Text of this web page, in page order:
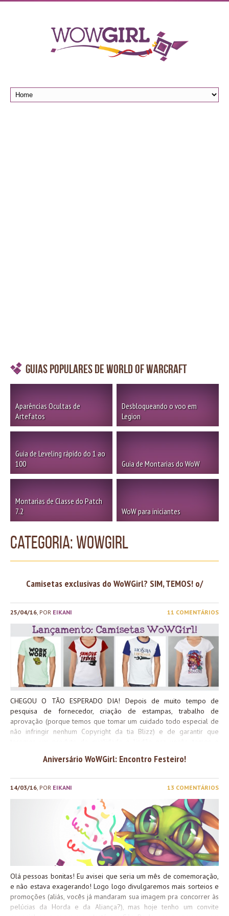
Guias Populares de World of Warcraft
Aparências Ocultas de
Artefatos
Desbloqueando o voo em
Legion
Guia de Leveling rápido do 1 ao
100
Guia de Montarias do WoW
Montarias de Classe do Patch
7.2
WoW para iniciantes
Categoria: WoWGirl
Camisetas exclusivas do WoWGirl? SIM, TEMOS! o/
25/04/16, POR EIKANI 11 COMENTÁRIOS
CHEGOU O TÃO ESPERADO DIA! Depois de muito tempo de
pesquisa de fornecedor, criação de estampas, trabalho de
aprovação (porque temos que tomar um cuidado todo especial de
não infringir nenhum Copyright da tia Blizz) e de garantir que
exclusivas, YAY! <3 Nossas camisetas tem estampas exclusivas
carinho pensando em vocês! Elas estão em pré-venda e serão
feitas sob encomenda, mas com o tempo certinho de serem
recebidas pra você desfilar no cinema no lançamento do filme de
Warcraft. Nossa coleção começa com quatro estampas: As
camisetas masculinas tem modelo tradicional, e as femininas tem a
gola V, modelagem de baby look com alguns centímetros a mais na
barra, pra um conforto maior. Temos tamanhos do PP ao 3GG nos
Aniversário WoWGirl: Encontro Festeiro!
14/03/16 , POR EIKANI 13 COMENTÁRIOS
Olá pessoas bonitas! Eu avisei que seria um mês de comemoração,
e não estava exagerando! Logo logo divulgaremos mais sorteios e
promoções (aliás, vocês já mandaram sua imagem pra concorrer às
pelúcias da Horda e da Aliança?), mas hoje tenho um convite